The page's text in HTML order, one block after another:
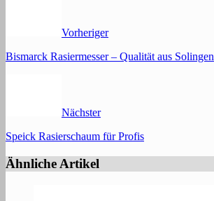
Vorheriger
Bismarck Rasiermesser – Qualität aus Solingen
Nächster
Speick Rasierschaum für Profis
Ähnliche Artikel